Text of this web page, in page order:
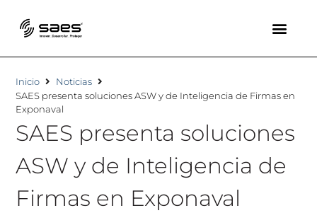
Inicio
Noticias
SAES presenta soluciones ASW y de Inteligencia de Firmas en
Exponaval
SAES presenta soluciones
ASW y de Inteligencia de
Firmas en Exponaval